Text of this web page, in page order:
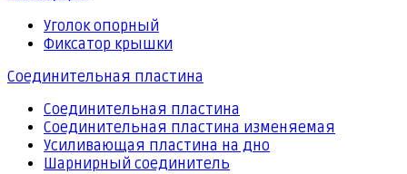
Уголок опорный
Фиксатор крышки
Соединительная пластина
Соединительная пластина
Соединительная пластина изменяемая
Усиливающая пластина на дно
Шарнирный соединитель